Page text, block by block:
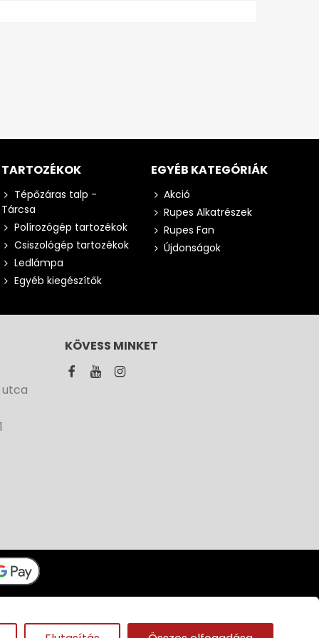
TARTOZÉKOK
Tépőzáras talp -
Tárcsa
Polírozógép tartozékok
Csiszológép tartozékok
Ledlámpa
Egyéb kiegészítők
EGYÉB KATEGÓRIÁK
Akció
Rupes Alkatrészek
Rupes Fan
Újdonságok
utca
KÖVESS MINKET